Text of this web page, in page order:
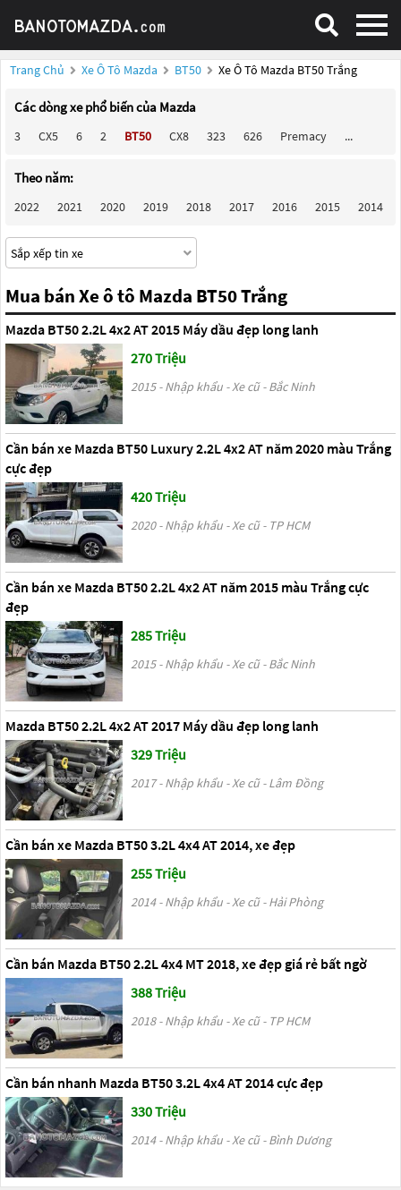
Trang Chủ Xe Ô Tô Mazda BT50 Xe Ô Tô Mazda BT50 Trắng
Các dòng xe phổ biến của Mazda
3 CX5 6 2 BT50 CX8 323 626 Premacy ...
Theo năm:
2022 2021 2020 2019 2018 2017 2016 2015 2014
Mua bán Xe ô tô Mazda BT50 Trắng
Mazda BT50 2.2L 4x2 AT 2015 Máy dầu đẹp long lanh
270 Triệu
2015 - Nhập khẩu - Xe cũ - Bắc Ninh
Cần bán xe Mazda BT50 Luxury 2.2L 4x2 AT năm 2020 màu Trắng
cực đẹp
420 Triệu
2020 - Nhập khẩu - Xe cũ - TP HCM
Cần bán xe Mazda BT50 2.2L 4x2 AT năm 2015 màu Trắng cực
đẹp
285 Triệu
2015 - Nhập khẩu - Xe cũ - Bắc Ninh
Mazda BT50 2.2L 4x2 AT 2017 Máy dầu đẹp long lanh
329 Triệu
2017 - Nhập khẩu - Xe cũ - Lâm Đồng
Cần bán xe Mazda BT50 3.2L 4x4 AT 2014, xe đẹp
255 Triệu
2014 - Nhập khẩu - Xe cũ - Hải Phòng
Cần bán Mazda BT50 2.2L 4x4 MT 2018, xe đẹp giá rẻ bất ngờ
388 Triệu
2018 - Nhập khẩu - Xe cũ - TP HCM
Cần bán nhanh Mazda BT50 3.2L 4x4 AT 2014 cực đẹp
330 Triệu
2014 - Nhập khẩu - Xe cũ - Bình Dương